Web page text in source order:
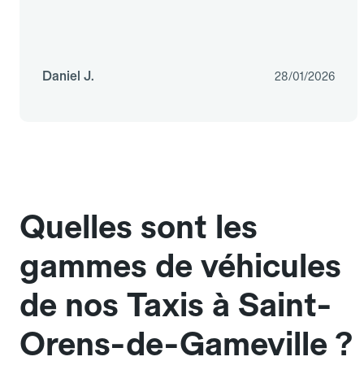
Daniel J. 28/01/2026
Quelles sont les
gammes de véhicules
de nos Taxis à Saint-
Orens-de-Gameville ?